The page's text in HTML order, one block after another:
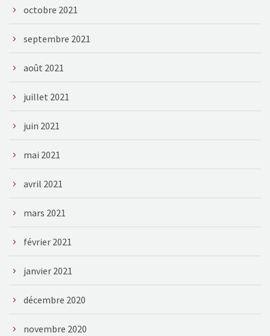
octobre 2021
septembre 2021
août 2021
juillet 2021
juin 2021
mai 2021
avril 2021
mars 2021
février 2021
janvier 2021
décembre 2020
novembre 2020